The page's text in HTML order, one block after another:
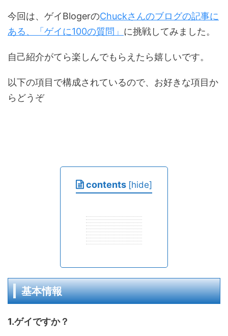
今回は、ゲイBlogerのChuckさんのブログの記事に
ある、「ゲイに100の質問」 に挑戦してみました。
自己紹介がてら楽しんでもらえたら嬉しいです。
以下の項目で構成されているので、お好きな項目か
らどうぞ
contents [hide]
基本情報
1.ゲイですか？